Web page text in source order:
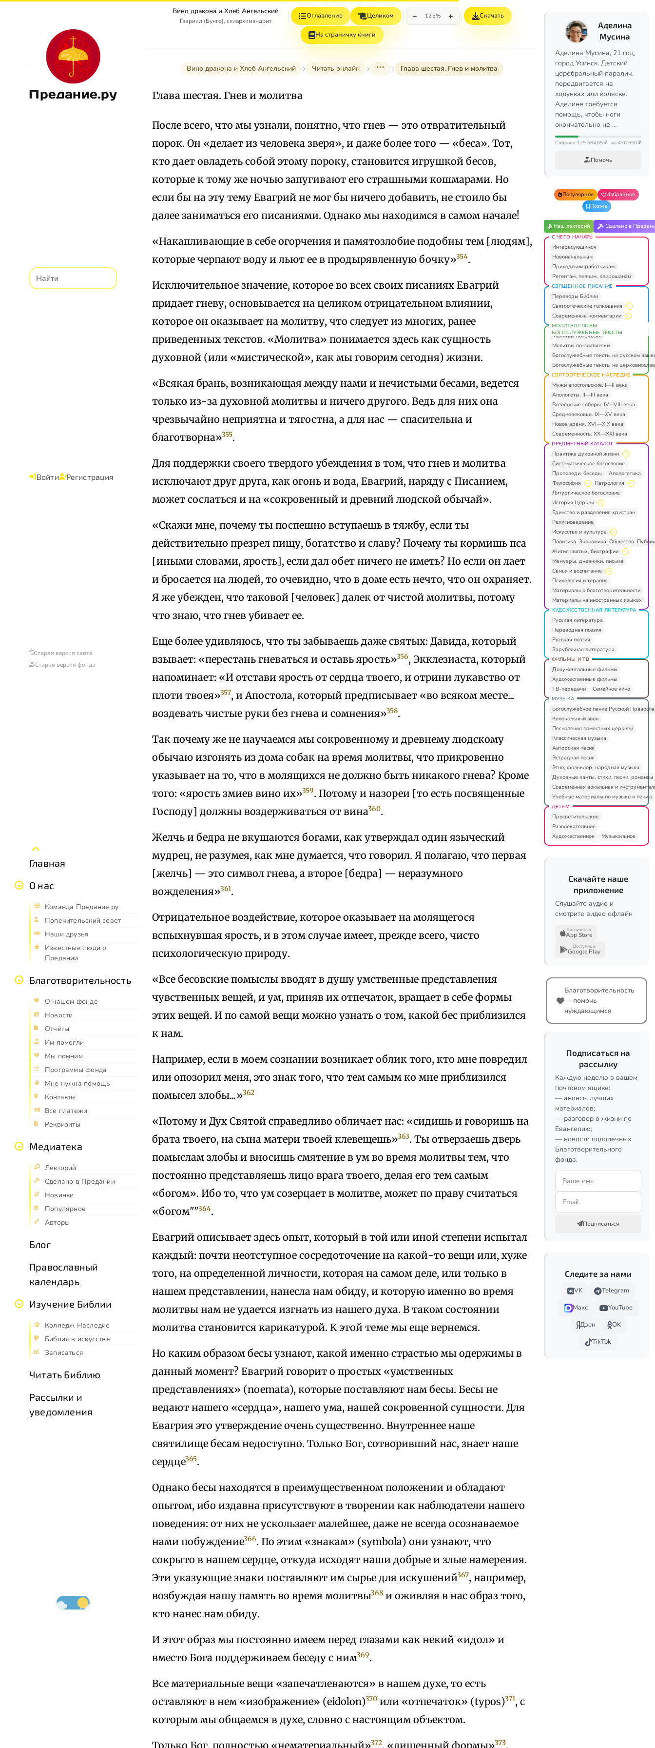
Предание.ру
Войти Регистрация
Старая версия сайта
Старая версия фонда
Главная
О нас
Команда Предание.ру
Попечительский совет
Наши друзья
Известные люди о
Предании
Благотворительность
О нашем фонде
Новости
Отчёты
Им помогли
Мы помним
Программы фонда
Мне нужна помощь
Контакты
Все платежи
Реквизиты
Медиатека
Лекторий
Сделано в Предании
Новинки
Популярное
Авторы
Блог
Православный
календарь
Изучение Библии
Колледж Наследие
Библия в искусстве
Записаться
Читать Библию
Рассылки и
уведомления
Вино дракона и Хлеб Ангельский
Гавриил (Бунге), схиархимандрит
Оглавление Целиком − 125% + Скачать
На страничку книги
Вино дракона и Хлеб Ангельский Читать онлайн *** Глава шестая. Гнев и молитва
Глава шестая. Гнев и молитва
После всего, что мы узнали, понятно, что гнев — это отвратительный
порок. Он «делает из человека зверя», и даже более того — «беса». Тот,
кто дает овладеть собой этому пороку, становится игрушкой бесов,
которые к тому же ночью запугивают его страшными кошмарами. Но
если бы на эту тему Евагрий не мог бы ничего добавить, не стоило бы
далее заниматься его писаниями. Однако мы находимся в самом начале!
«Накапливающие в себе огорчения и памятозлобие подобны тем [людям],
которые черпают воду и льют ее в продырявленную бочку»354.
Исключительное значение, которое во всех своих писаниях Евагрий
придает гневу, основывается на целиком отрицательном влиянии,
которое он оказывает на молитву, что следует из многих, ранее
приведенных текстов. «Молитва» понимается здесь как сущность
духовной (или «мистической», как мы говорим сегодня) жизни.
«Всякая брань, возникающая между нами и нечистыми бесами, ведется
только из-за духовной молитвы и ничего другого. Ведь для них она
чрезвычайно неприятна и тягостна, а для нас — спасительна и
благотворна»355.
Для поддержки своего твердого убеждения в том, что гнев и молитва
исключают друг друга, как огонь и вода, Евагрий, наряду с Писанием,
может сослаться и на «сокровенный и древний людской обычай».
«Скажи мне, почему ты поспешно вступаешь в тяжбу, если ты
действительно презрел пищу, богатство и славу? Почему ты кормишь пса
[иными словами, ярость], если дал обет ничего не иметь? Но если он лает
и бросается на людей, то очевидно, что в доме есть нечто, что он охраняет.
Я же убежден, что таковой [человек] далек от чистой молитвы, потому
что знаю, что гнев убивает ее.
Еще более удивляюсь, что ты забываешь даже святых: Давида, который
взывает: «перестань гневаться и оставь ярость»356, Экклезиаста, который
напоминает: «И отстави ярость от сердца твоего, и отрини лукавство от
плоти твоея»357, и Апостола, который предписывает «во всяком месте...
воздевать чистые руки без гнева и сомнения»358.
Так почему же не научаемся мы сокровенному и древнему людскому
обычаю изгонять из дома собак на время молитвы, что прикровенно
указывает на то, что в молящихся не должно быть никакого гнева? Кроме
того: «ярость змиев вино их»359. Потому и назореи [то есть посвященные
Господу] должны воздерживаться от вина360.
Желчь и бедра не вкушаются богами, как утверждал один языческий
мудрец, не разумея, как мне думается, что говорил. Я полагаю, что первая
[желчь] — это символ гнева, а второе [бедра] — неразумного
вожделения»361.
Отрицательное воздействие, которое оказывает на молящегося
вспыхнувшая ярость, и в этом случае имеет, прежде всего, чисто
психологическую природу.
«Все бесовские помыслы вводят в душу умственные представления
чувственных вещей, и ум, приняв их отпечаток, вращает в себе формы
этих вещей. И по самой вещи можно узнать о том, какой бес приблизился
к нам.
Например, если в моем сознании возникает облик того, кто мне повредил
или опозорил меня, это знак того, что тем самым ко мне приблизился
помысел злобы...»362
«Потому и Дух Святой справедливо обличает нас: «сидишь и говоришь на
брата твоего, на сына матери твоей клевещешь»363. Ты отверзаешь дверь
помыслам злобы и вносишь смятение в ум во время молитвы тем, что
постоянно представляешь лицо врага твоего, делая его тем самым
«богом». Ибо то, что ум созерцает в молитве, может по праву считаться
«богом""364.
Евагрий описывает здесь опыт, который в той или иной степени испытал
каждый: почти неотступное сосредоточение на какой-то вещи или, хуже
того, на определенной личности, которая на самом деле, или только в
нашем представлении, нанесла нам обиду, и которую именно во время
молитвы нам не удается изгнать из нашего духа. В таком состоянии
молитва становится карикатурой. К этой теме мы еще вернемся.
Но каким образом бесы узнают, какой именно страстью мы одержимы в
данный момент? Евагрий говорит о простых «умственных
представлениях» (noemata), которые поставляют нам бесы. Бесы не
ведают нашего «сердца», нашего ума, нашей сокровенной сущности. Для
Евагрия это утверждение очень существенно. Внутреннее наше
святилище бесам недоступно. Только Бог, сотворивший нас, знает наше
сердце365.
Однако бесы находятся в преимущественном положении и обладают
опытом, ибо издавна присутствуют в творении как наблюдатели нашего
поведения: от них не ускользает малейшее, даже не всегда осознаваемое
нами побуждение366. По этим «знакам» (symbola) они узнают, что
сокрыто в нашем сердце, откуда исходят наши добрые и злые намерения.
Эти указующие знаки поставляют им сырье для искушений367, например,
возбуждая нашу память во время молитвы368и оживляя в нас образ того,
кто нанес нам обиду.
И этот образ мы постоянно имеем перед глазами как некий «идол» и
вместо Бога поддерживаем беседу с ним369.
Все материальные вещи «запечатлеваются» в нашем духе, то есть
оставляют в нем «изображение» (eidolon)370или «отпечаток» (typos)371, с
которым мы общаемся в духе, словно с настоящим объектом.
Только Бог, полностью «нематериальный»372, «лишенный формы»373,
Аделина
Мусина
Аделина Мусина, 21 год,
город Усинск. Детский
церебральный паралич,
передвигается на
ходунках или коляске.
Аделине требуется
помощь, чтобы ноги
окончательно не …
Собрано 129 684,65 ₽ из 476 650 ₽
Помочь
Популярное
Избранное
Позже
Наш лекторий Сделано в
С ЧЕГО НАЧАТЬ
Интересующимся
Новоначальным
Приходским работникам
Регентам, певчим, клирошанам
СВЯЩЕННОЕ ПИСАНИЕ
Переводы Библии
Святоотеческие толкования
Современные комментарии
МОЛИТВОСЛОВЫ.
БОГОСЛУЖЕБНЫЕ ТЕКСТЫ
Молитвы по-русски
Молитвы по-славянски
Богослужебные тексты на русском
Богослужебные тексты на
СВЯТООТЕЧЕСКОЕ НАСЛЕДИЕ
Мужи апостольские. I—II века
Апологеты. II—III века
Вселенские соборы. IV—VIII века
Средневековье. IX—XV века
Новое время. XVI—XIX века
Современность. XX—XXI века
ПРЕДМЕТНЫЙ КАТАЛОГ
Практика духовной жизни
Систематическое богословие
Проповеди, беседы
Апологетика
Философия
Патрология
Литургическое богословие
История Церкви
Единство и разделения христиан
Религиоведение
Искусство и культура
Политика. Экономика. Общество.
Жития святых, биографии
Мемуары, дневники, письма
Семья и воспитание
Психология и терапия
Материалы о благотворительности
Материалы на иностранных языках
ХУДОЖЕСТВЕННАЯ ЛИТЕРАТУРА
Русская литература
Переводная поэзия
Русская поэзия
Зарубежная литература
ФИЛЬМЫ И ТВ
Документальные фильмы
Художественные фильмы
ТВ-передачи
Семейное кино
МУЗЫКА
Богослужебное пение Русской
Колокольный звон
Песнопения поместных церквей
Классическая музыка
Авторская песня
Эстрадная песня
Этно, фольклор, народная музыка
Духовные канты, стихи, песни, романсы
Современная вокальная и
Учебные материалы по музыке и пению
ДЕТЯМ
Просветительское
Развлекательное
Художественное
Музыкальное
Скачайте наше
приложение
Слушайте аудио и
смотрите видео офлайн
Загрузите в
App Store
Доступно в
Google Play
Благотворительность
— помочь
нуждающимся
Подписаться на
рассылку
Каждую неделю в вашем
почтовом ящике:
— анонсы лучших
материалов;
— разговор о жизни по
Евангелию;
— новости подопечных
Благотворительного
фонда.
Подписаться
Следите за нами
VK
Telegram
Макс
YouTube
Дзен
OK
TikTok